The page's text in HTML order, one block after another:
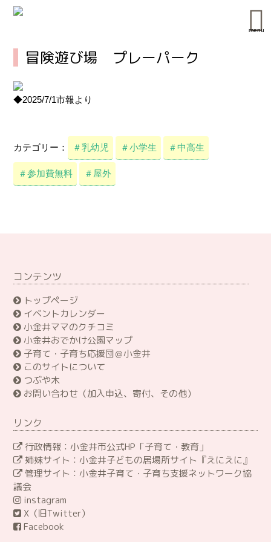
menu
冒険遊び場 プレーパーク
◆2025/7/1市報より
カテゴリー： ＃乳幼児 ＃小学生 ＃中高生
＃参加費無料 ＃屋外
コンテンツ
トップページ
イベントカレンダー
小金井ママのクチコミ
小金井おでかけ公園マップ
子育て・子育ち応援団＠小金井
このサイトについて
つぶや木
お問い合わせ（加入申込、寄付、その他）
リンク
行政情報：小金井市公式HP「子育て・教育」
姉妹サイト：小金井子どもの居場所サイト『えにえに』
管理サイト：小金井子育て・子育ち支援ネットワーク協
議会
instagram
X（旧Twitter）
Facebook